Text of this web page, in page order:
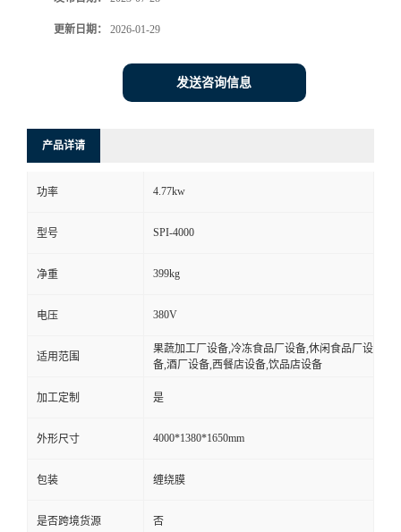
更新日期： 2026-01-29
发送咨询信息
产品详请
功率 4.77kw
型号 SPI-4000
净重 399kg
电压 380V
适用范围
果蔬加工厂设备,冷冻食品厂设备,休闲食品厂设
备,酒厂设备,西餐店设备,饮品店设备
加工定制 是
外形尺寸 4000*1380*1650mm
包装 缠绕膜
是否跨境货源 否